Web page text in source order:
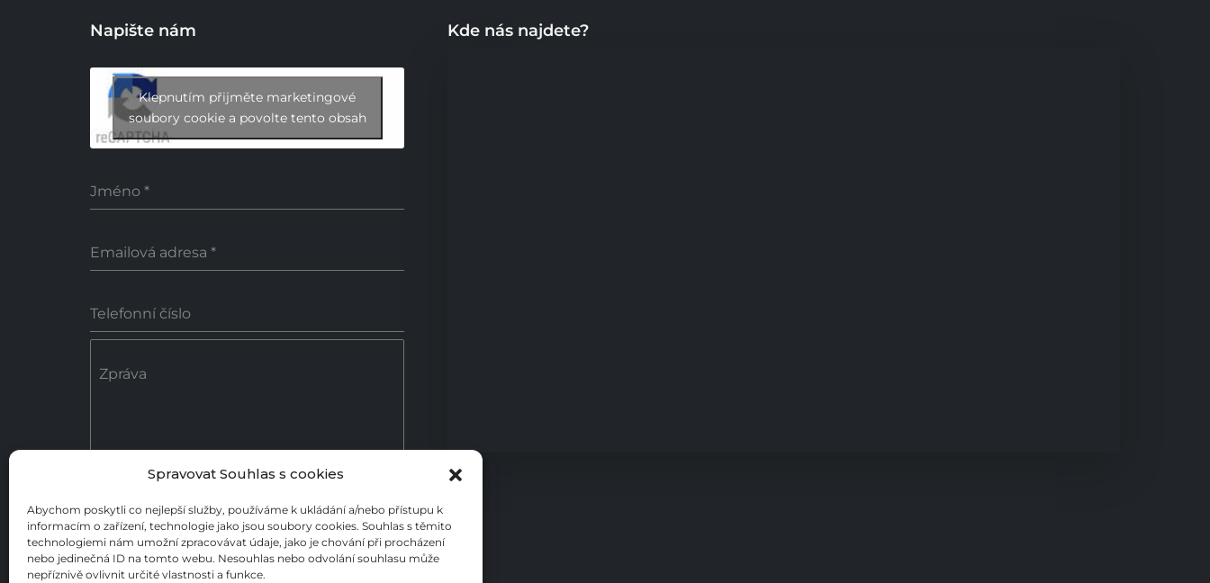
Spravovat Souhlas s cookies
Abychom poskytli co nejlepší služby, používáme k ukládání a/nebo přístupu k
informacím o zařízení, technologie jako jsou soubory cookies. Souhlas s těmito
technologiemi nám umožní zpracovávat údaje, jako je chování při procházení
nebo jedinečná ID na tomto webu. Nesouhlas nebo odvolání souhlasu může
nepříznivě ovlivnit určité vlastnosti a funkce.
Napište nám
Klepnutím přijměte marketingové
soubory cookie a povolte tento obsah
Jméno *
Emailová adresa *
Telefonní číslo
Zpráva
Poslat zprávu
Kde nás najdete?